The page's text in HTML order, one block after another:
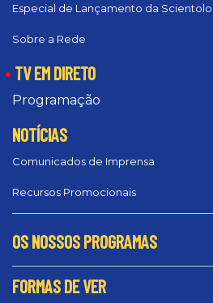
Especial de Lançamento da
Sobre a Rede
TV EM DIRETO
Programação
NOTÍCIAS
Comunicados de Imprensa
Recursos Promocionais
OS NOSSOS PROGRAMAS
FORMAS DE VER